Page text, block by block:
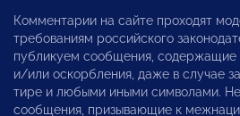
Комментарии на сайте проходят
требованиям российского
публикуем сообщения, содержащие
и/или оскорбления, даже в случае
тире и любыми иными символами.
сообщения, призывающие к